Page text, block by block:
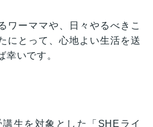
ワーママや、日々やるべきこ
にとって、心地よい生活を送
幸いです。
生を対象とした「SHEライ